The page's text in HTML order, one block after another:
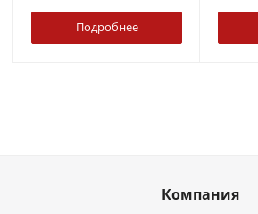
Подробнее
Компания